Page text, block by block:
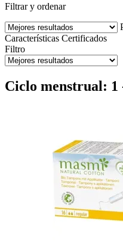
Filtrar y ordenar
Características Certificados
Filtro
Ciclo menstrual: 1